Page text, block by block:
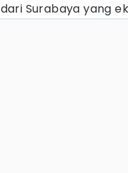
Surabaya yang